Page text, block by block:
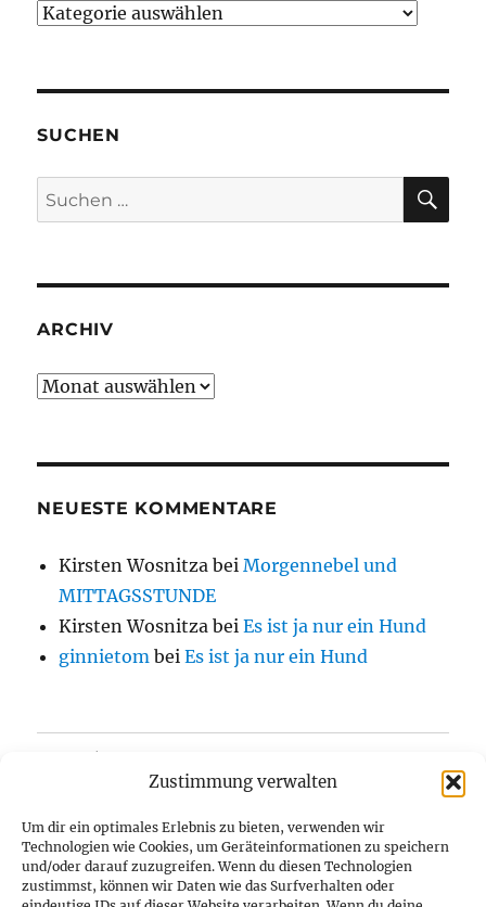
Zustimmung verwalten
Um dir ein optimales Erlebnis zu bieten, verwenden wir
Technologien wie Cookies, um Geräteinformationen zu speichern
und/oder darauf zuzugreifen. Wenn du diesen Technologien
zustimmst, können wir Daten wie das Surfverhalten oder
Kategorien
SUCHEN
Suche
nach:
ARCHIV
Archiv
NEUESTE KOMMENTARE
Kirsten Wosnitza beiMorgennebel und
MITTAGSSTUNDE
Kirsten Wosnitza beiEs ist ja nur ein Hund
ginnietom beiEs ist ja nur ein Hund
Kontakt